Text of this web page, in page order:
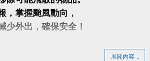
，掌握颱風動向，
少外出，確保安全！
展開內容